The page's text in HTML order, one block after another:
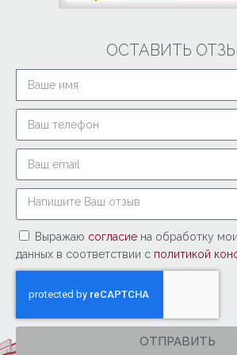
ОСТАВИТЬ
Выражаю согласие на обработку
данных в соответствии с политикой
ОТПРАВИТЬ